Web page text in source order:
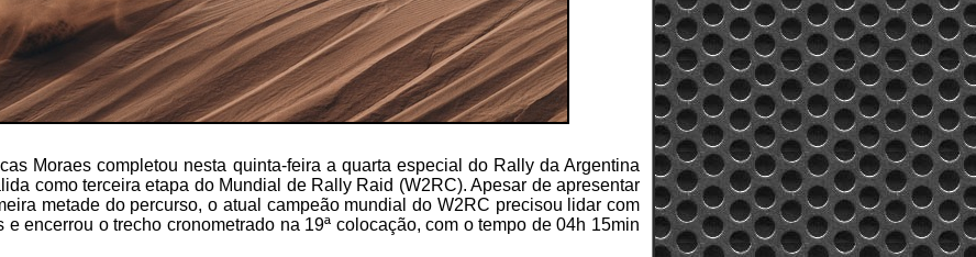
Moraes completou nesta quinta-feira a quarta especial do Rally da Argentina
como terceira etapa do Mundial de Rally Raid (W2RC). Apesar de apresentar
metade do percurso, o atual campeão mundial do W2RC precisou lidar com
e encerrou o trecho cronometrado na 19ª colocação, com o tempo de 04h 15min